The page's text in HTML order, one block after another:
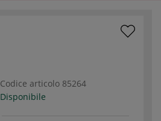
Codice articolo 85264
Disponibile